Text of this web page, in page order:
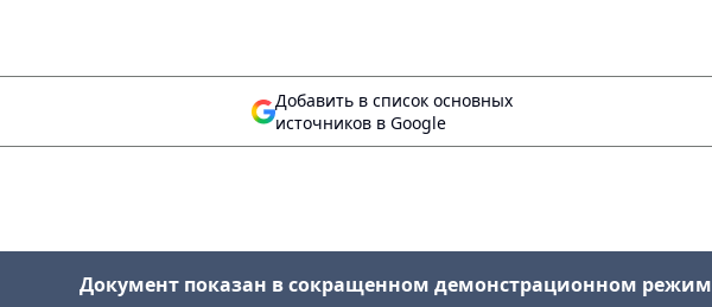
Добавить в список основных
источников в Google
Документ показан в сокращенном демонстрационном